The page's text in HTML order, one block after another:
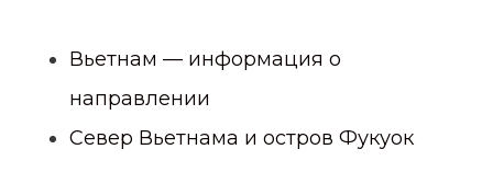
Вьетнам — информация о
направлении
Север Вьетнама и остров Фукуок